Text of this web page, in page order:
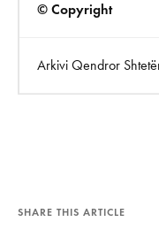
© Copyright
Arkivi Qendror
SHARE THIS ARTICLE